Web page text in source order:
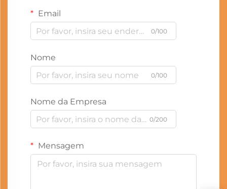
Email
0/100
Nome
0/100
Nome da Empresa
0/200
Mensagem